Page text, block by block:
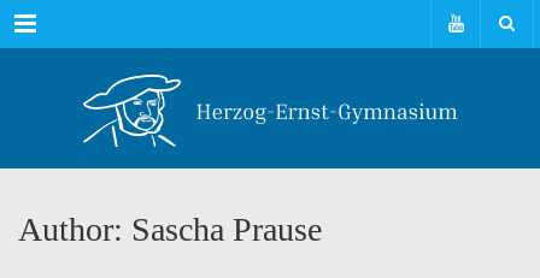
Menu
Author: Sascha Prause